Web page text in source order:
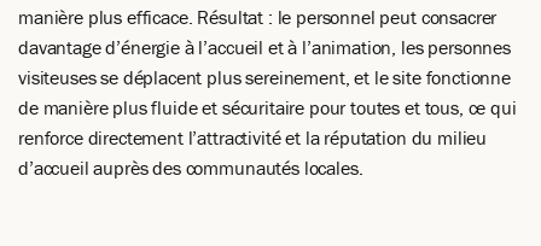
manière plus efficace. Résultat : le personnel peut consacrer
davantage d’énergie à l’accueil et à l’animation, les personnes
visiteuses se déplacent plus sereinement, et le site fonctionne
de manière plus fluide et sécuritaire pour toutes et tous, ce qui
renforce directement l’attractivité et la réputation du milieu
d’accueil auprès des communautés locales.